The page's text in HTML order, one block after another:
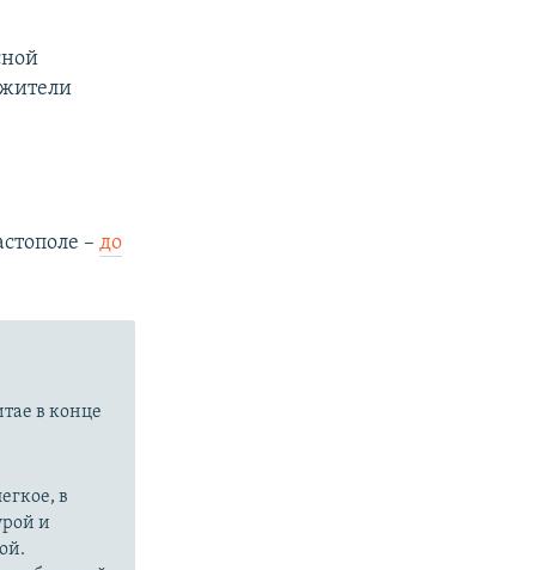
–до
в конце
в
и